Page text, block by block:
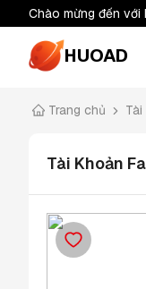
Chào mừng đến với
HUOAD
Trang chủ
Tài Khoản